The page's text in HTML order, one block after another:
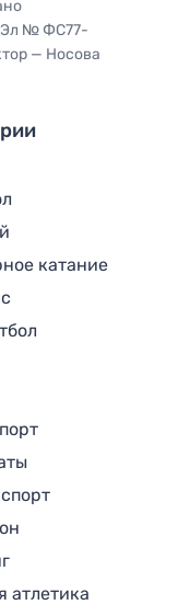
Эл № ФС77-
— Носова
катание
атлетика